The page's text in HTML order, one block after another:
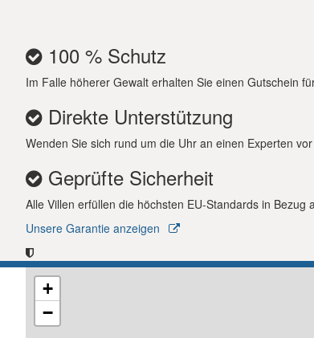
100 % Schutz
Im Falle höherer Gewalt erhalten Sie einen Gutschein
Direkte Unterstützung
Wenden Sie sich rund um die Uhr an einen Experten
Geprüfte Sicherheit
Alle Villen erfüllen die höchsten EU-Standards in Bezug
Unsere Garantie anzeigen
+
−